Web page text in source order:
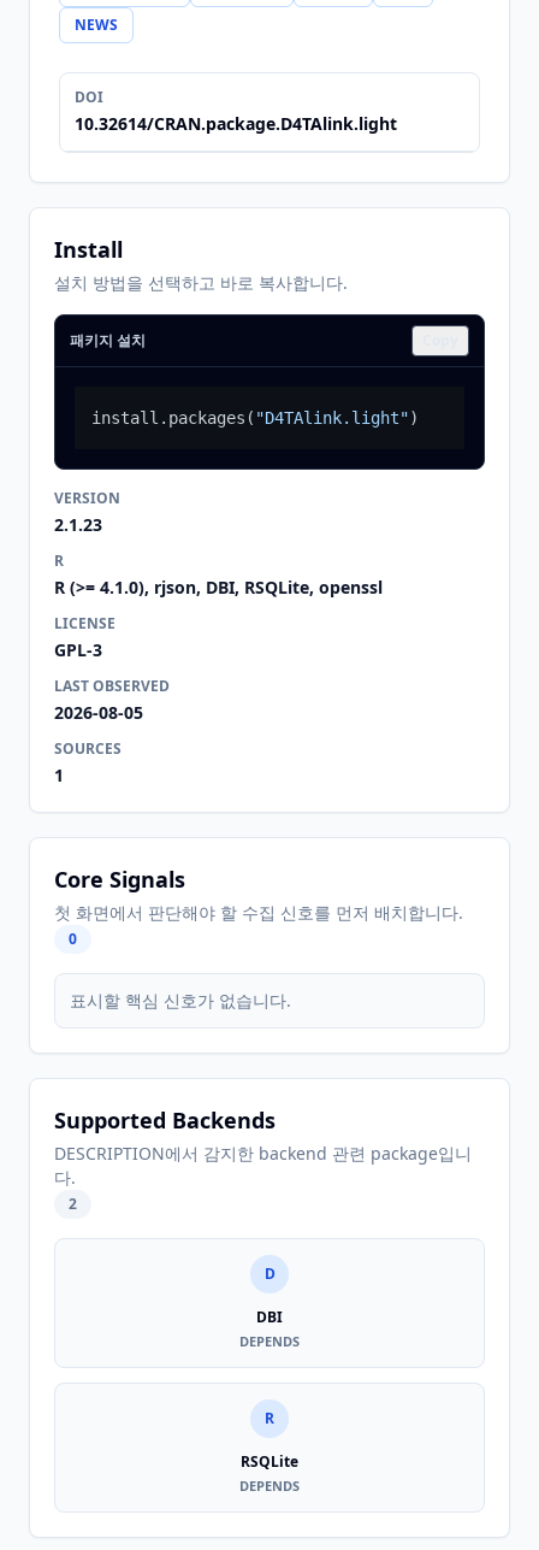
NEWS
DOI
10.32614/CRAN.package.D4TAlink.light
Install
설치 방법을 선택하고 바로 복사합니다.
패키지 설치
install.packages ( "D4TAlink.light")
VERSION
2.1.23
R
R (>= 4.1.0), rjson, DBI, RSQLite, openssl
LICENSE
GPL-3
LAST OBSERVED
2026-08-05
SOURCES
1
Core Signals
첫 화면에서 판단해야 할 수집 신호를 먼저 배치합니다.
0
표시할 핵심 신호가 없습니다.
Supported Backends
DESCRIPTION에서 감지한 backend 관련 package입니
다.
2
D
DBI
DEPENDS
R
RSQLite
DEPENDS